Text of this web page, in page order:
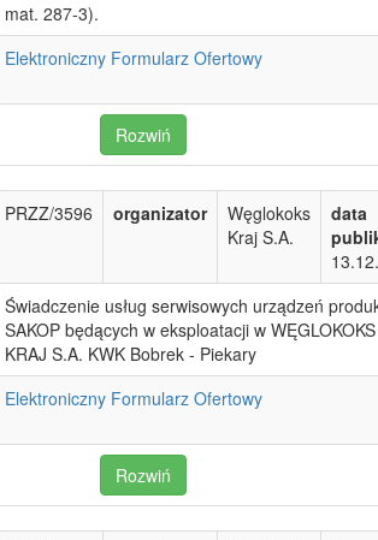
mat. 287-3).
Elektroniczny Formularz Ofertowy
Rozwiń
PRZZ/3596 organizator
Węglokoks
Kraj S.A.
data
Świadczenie usług serwisowych urządzeń
SAKOP będących w eksploatacji w WĘGLOKOKS
KRAJ S.A. KWK Bobrek - Piekary
Elektroniczny Formularz Ofertowy
Rozwiń